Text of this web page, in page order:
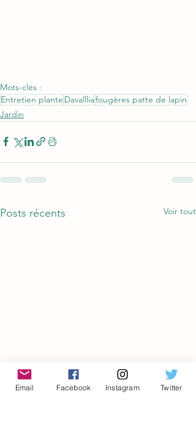
Mots-clés :
Entretien plante Davallliafougères patte de lapin
Jardin
Posts récents Voir tout
Email Facebook Instagram Twitter